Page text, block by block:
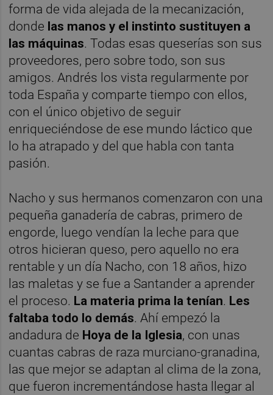
forma de vida alejada de la mecanización,
donde las manos y el instinto sustituyen a
las máquinas. Todas esas queserías son sus
proveedores, pero sobre todo, son sus
amigos. Andrés los vista regularmente por
toda España y comparte tiempo con ellos,
con el único objetivo de seguir
enriqueciéndose de ese mundo láctico que
lo ha atrapado y del que habla con tanta
pasión.
Nacho y sus hermanos comenzaron con una
pequeña ganadería de cabras, primero de
engorde, luego vendían la leche para que
otros hicieran queso, pero aquello no era
rentable y un día Nacho, con 18 años, hizo
las maletas y se fue a Santander a aprender
el proceso. La materia prima la tenían. Les
faltaba todo lo demás. Ahí empezó la
andadura de Hoya de la Iglesia, con unas
cuantas cabras de raza murciano-granadina,
las que mejor se adaptan al clima de la zona,
que fueron incrementándose hasta llegar al